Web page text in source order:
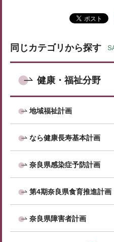
同じカテゴリから探す
健康・福祉分野
地域福祉計画
なら健康長寿基本計画
奈良県感染症予防計画
第4期奈良県食育推進計画
奈良県障害者計画